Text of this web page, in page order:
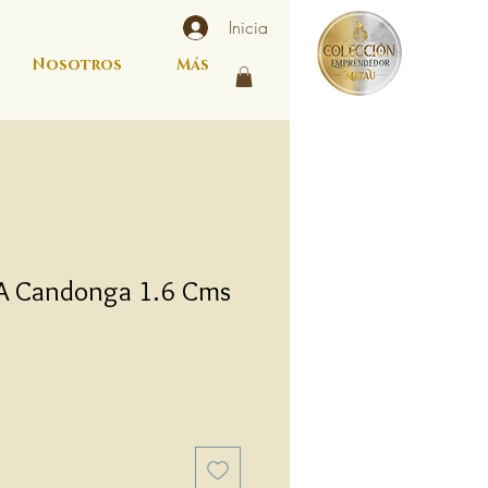
Nosotros Más
Inicia
Candonga 1.6 Cms